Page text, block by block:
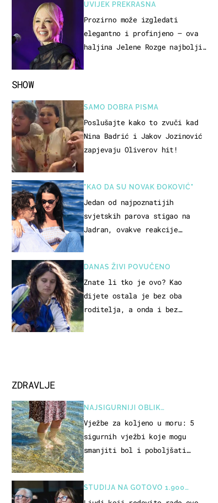
SHOW
SAMO DOBRA PISMA
Poslušajte kako to zvuči kad
Nina Badrić i Jakov Jozinović
zapjevaju Oliverov hit!
"KAO DA SU NOVAK ĐOKOVIĆ"
Jedan od najpoznatijih
svjetskih parova stigao na
Jadran, ovakve reakcije
DANAS ŽIVI POVUČENO
Znate li tko je ovo? Kao
dijete ostala je bez oba
roditelja, a onda i bez
ZDRAVLJE
NAJSIGURNIJI OBLIK
REKREACIJE
Vježbe za koljeno u moru: 5
sigurnih vježbi koje mogu
smanjiti bol i poboljšati
STUDIJA NA GOTOVO 1.900
UVIJEK PREKRASNA
Prozirno može izgledati
elegantno i profinjeno – ova
haljina Jelene Rozge najbolji